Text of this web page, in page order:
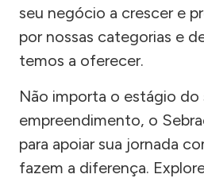
seu negócio a crescer e
por nossas categorias e
temos a oferecer.
Não importa o estágio do
empreendimento, o
para apoiar sua jornada
fazem a diferença.